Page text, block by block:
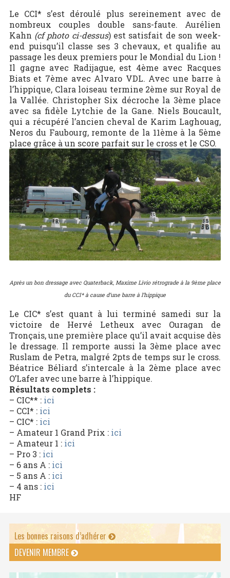
Le CCI* s’est déroulé plus sereinement avec de
nombreux couples double sans-faute. Aurélien
Kahn (cf photo ci-dessus) est satisfait de son week-
end puisqu’il classe ses 3 chevaux, et qualifie au
passage les deux premiers pour le Mondial du Lion !
Il gagne avec Radijague, est 4ème avec Racques
Biats et 7ème avec Alvaro VDL. Avec une barre à
l’hippique, Clara loiseau termine 2ème sur Royal de
la Vallée. Christopher Six décroche la 3ème place
avec sa fidèle Lytchie de la Gane. Niels Boucault,
qui a récupéré l’ancien cheval de Karim Laghouag,
Neros du Faubourg, remonte de la 11ème à la 5ème
place grâce à un score parfait sur le cross et le CSO.
Après un bon dressage avec Quaterback, Maxime Livio rétrograde à la 9ème place
du CCI* à cause d’une barre à l’hippique
Le CIC* s’est quant à lui terminé samedi sur la
victoire de Hervé Letheux avec Ouragan de
Tronçais, une première place qu’il avait acquise dès
le dressage. Il remporte aussi la 3ème place avec
Ruslam de Petra, malgré 2pts de temps sur le cross.
Béatrice Béliard s’intercale à la 2ème place avec
O’Lafer avec une barre à l’hippique.
Résultats complets :
– CIC** : ici
– CCI* : ici
– CIC* : ici
– Amateur 1 Grand Prix : ici
– Amateur 1 : ici
– Pro 3 : ici
– 6 ans A : ici
– 5 ans A : ici
– 4 ans : ici
HF
Les bonnes raisons d’adhérer
DEVENIR MEMBRE